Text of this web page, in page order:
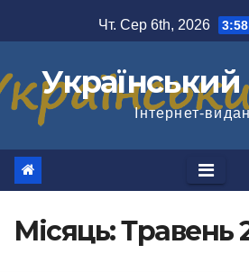
до
Чт. Сер 6th, 2026
Інтернет-
Місяць:Травень